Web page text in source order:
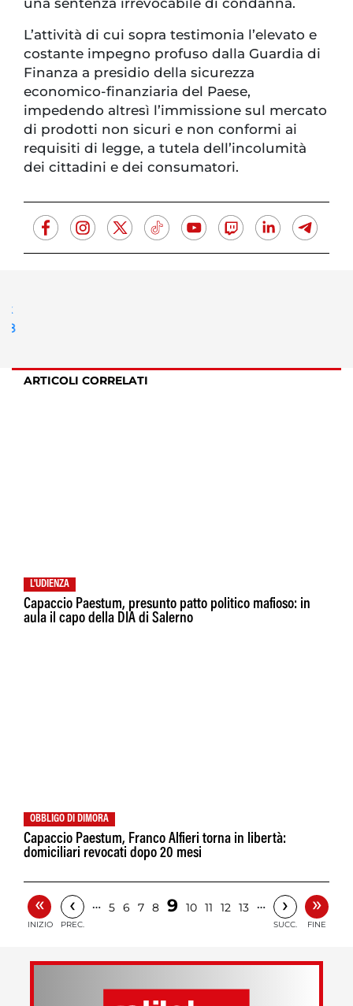
una sentenza irrevocabile di condanna.
L’attività di cui sopra testimonia l’elevato e
costante impegno profuso dalla Guardia di
Finanza a presidio della sicurezza
economico-finanziaria del Paese,
impedendo altresì l’immissione sul mercato
di prodotti non sicuri e non conformi ai
requisiti di legge, a tutela dell’incolumità
dei cittadini e dei consumatori.
ARTICOLI CORRELATI
L'UDIENZA
Capaccio Paestum, presunto patto politico mafioso: in
aula il capo della DIA di Salerno
OBBLIGO DI DIMORA
Capaccio Paestum, Franco Alfieri torna in libertà:
domiciliari revocati dopo 20 mesi
«
INIZIO
‹
PREC.
… 5 6 7 8 9 10 11 12 13 … ›
SUCC.
»
FINE